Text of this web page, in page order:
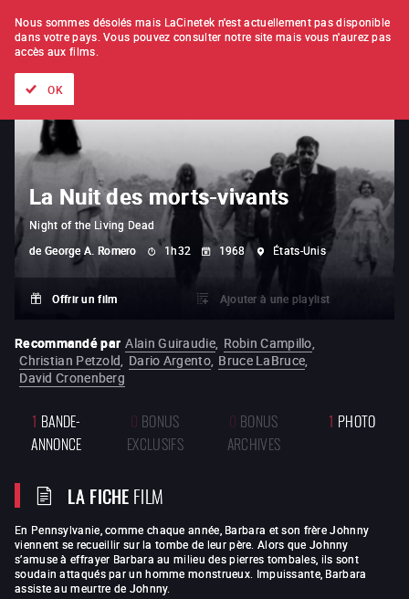
À L'UNITÉ ABONNEMENT
La Nuit des morts-vivants
Night of the Living Dead
de George A. Romero 1h32 1968 États-Unis
Offrir un film Ajouter à une playlist
Recommandé par Alain Guiraudie, Robin Campillo,
Christian Petzold, Dario Argento, Bruce LaBruce,
David Cronenberg
1 BANDE-
ANNONCE
0 BONUS
EXCLUSIFS
0 BONUS
ARCHIVES
1 PHOTO
LA FICHEFILM
En Pennsylvanie, comme chaque année, Barbara et son frère Johnny
viennent se recueillir sur la tombe de leur père. Alors que Johnny
s’amuse à effrayer Barbara au milieu des pierres tombales, ils sont
soudain attaqués par un homme monstrueux. Impuissante, Barbara
assiste au meurtre de Johnny.
Nous sommes désolés mais LaCinetek n'est actuellement pas disponible
dans votre pays. Vous pouvez consulter notre site mais vous n'aurez pas
accès aux films.
OK